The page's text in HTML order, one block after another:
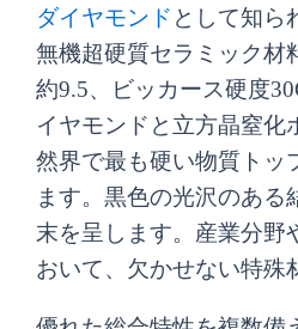
素
用
途
で
か？
個
ダイヤモンド として知ら
無機超硬質セラミック材
約9.5、ビッカース硬度
イヤモンドと立方晶窒化
然界で最も硬い物質トッ
ます。黒色の光沢のある
末を呈します。産業分野
おいて、欠かせない特殊